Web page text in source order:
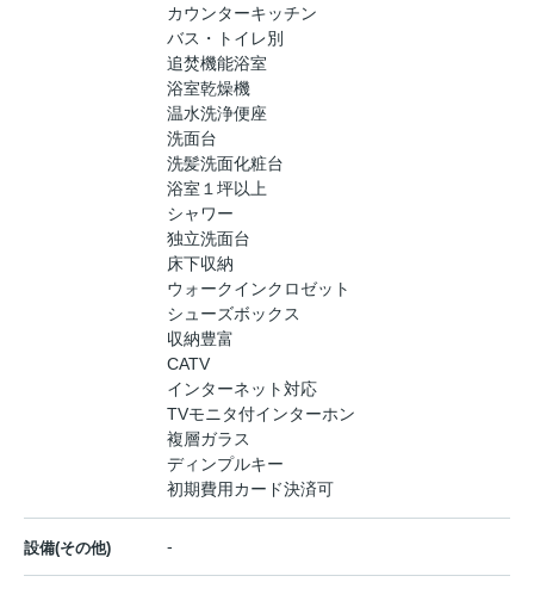
カウンターキッチン
バス・トイレ別
追焚機能浴室
浴室乾燥機
温水洗浄便座
洗面台
洗髪洗面化粧台
浴室１坪以上
シャワー
独立洗面台
床下収納
ウォークインクロゼット
シューズボックス
収納豊富
CATV
インターネット対応
TVモニタ付インターホン
複層ガラス
ディンプルキー
初期費用カード決済可
設備(その他) -